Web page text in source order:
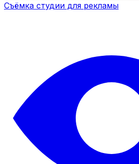
Съёмка студии для рекламы